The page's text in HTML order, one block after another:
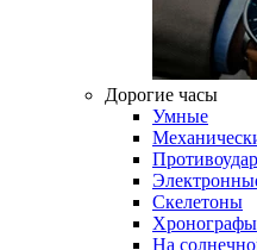
Дорогие часы
Умные
Скелетоны
Хронографы
На